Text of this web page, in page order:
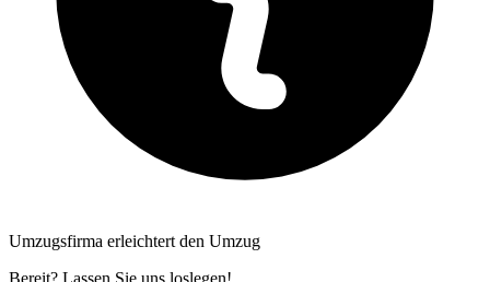
Umzugsfirma erleichtert den Umzug
Bereit? Lassen Sie uns loslegen!